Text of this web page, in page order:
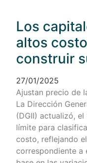
Los
altos
construir
27/01/2025
Ajustan precio de
La Dirección
(DGII) actualizó,
límite para
costo, reflejando
correspondiente a